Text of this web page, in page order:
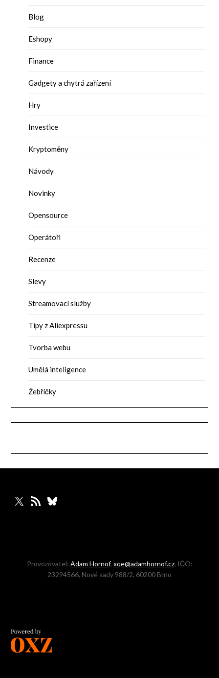
Blog
Eshopy
Finance
Gadgety a chytrá zařízení
Hry
Investice
Kryptoměny
Návody
Novinky
Opensource
Operátoři
Recenze
Slevy
Streamovací služby
Tipy z Aliexpressu
Tvorba webu
Umělá inteligence
Žebříčky
X RSS zdrojBluesky
Provozovatel: Adam Hornof, xqe@adamhornof.cz, IČO:
23294566, Nové sady 988/2, 60200 Brno